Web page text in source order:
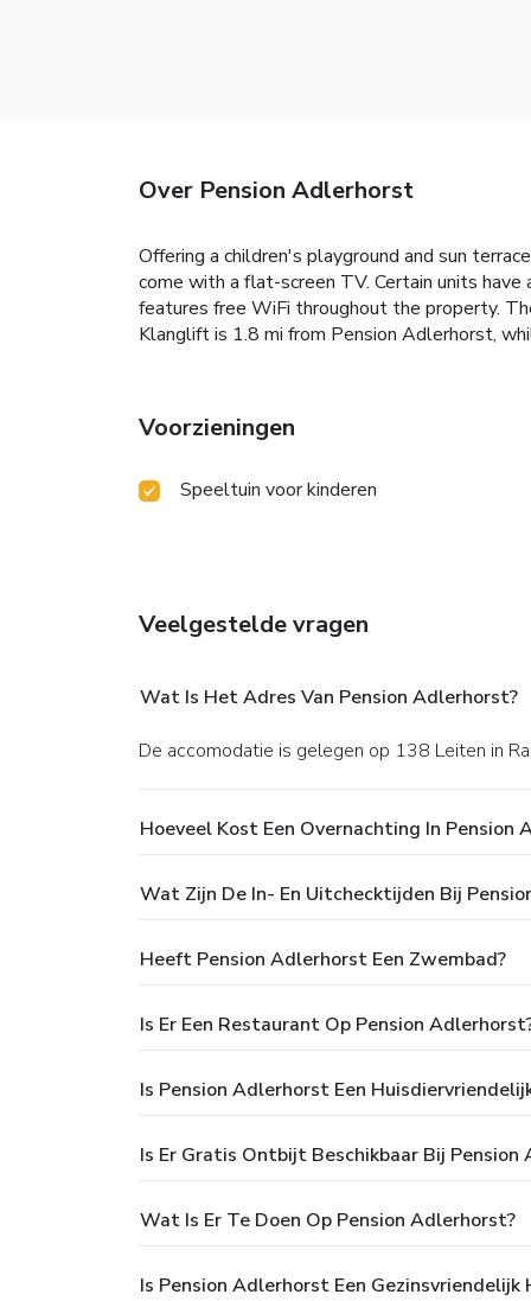
Over Pension Adlerhorst
Offering a children's playground and sun
come with a flat-screen TV. Certain units
features free WiFi throughout the property.
Klanglift is 1.8 mi from Pension Adlerhorst,
Voorzieningen
Speeltuin voor kinderen
Veelgestelde vragen
Wat Is Het Adres Van Pension Adlerhorst?
De accomodatie is gelegen op 138 Leiten in
Hoeveel Kost Een Overnachting In Pension
Wat Zijn De In- En Uitchecktijden Bij
Heeft Pension Adlerhorst Een Zwembad?
Is Er Een Restaurant Op Pension
Is Pension Adlerhorst Een
Is Er Gratis Ontbijt Beschikbaar Bij Pension
Wat Is Er Te Doen Op Pension Adlerhorst?
Is Pension Adlerhorst Een Gezinsvriendelijk